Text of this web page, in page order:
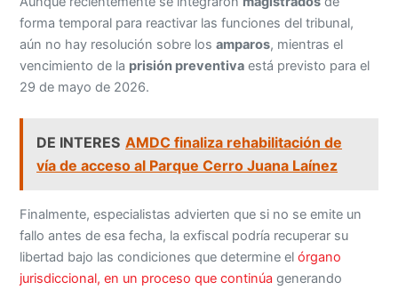
forma temporal para reactivar las funciones del tribunal,
aún no hay resolución sobre losamparos, mientras el
vencimiento de la prisión preventiva está previsto para el
29 de mayo de 2026.
DE INTERES AMDC finaliza rehabilitación de
vía de acceso al Parque Cerro Juana Laínez
Finalmente, especialistas advierten que si no se emite un
fallo antes de esa fecha, la exfiscal podría recuperar su
libertad bajo las condiciones que determine elórgano
jurisdiccional, en un proceso que continúagenerando